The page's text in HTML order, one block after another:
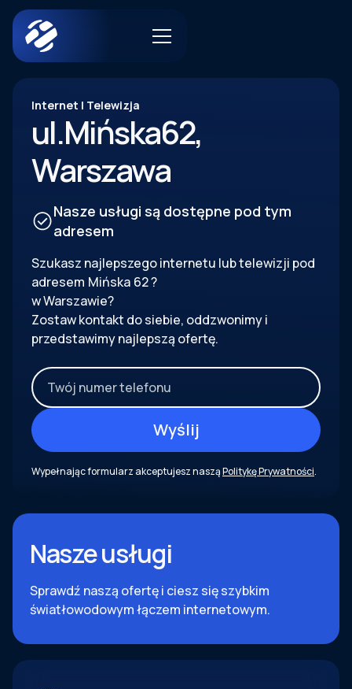
Internet | Telewizja
ul.Mińska62,
Warszawa
Nasze usługi są dostępne pod tym
adresem
Szukasz najlepszego internetu lub telewizji pod
adresem Mińska 62?
w Warszawie?
Zostaw kontakt do siebie, oddzwonimy i
przedstawimy najlepszą ofertę.
Wypełnając formularz akceptujesz nasząPolitykę Prywatności.
Nasze usługi
Sprawdź naszą ofertę i ciesz się szybkim
światłowodowym łączem internetowym.